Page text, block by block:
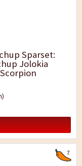
Sparset:
Jolokia
7